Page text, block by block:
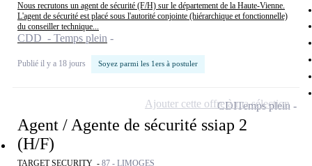
Nous recrutons un agent de sécurité (F/H) sur le département de la Haute-Vienne.
L'agent de sécurité est placé sous l'autorité conjointe (hiérarchique et fonctionnelle)
du conseiller technique...
CDD - Temps plein
Publié il y a 18 jours Soyez parmi les 1ers à postuler
Agent / Agente de sécurité ssiap 2
(H/F)
TARGET SECURITY - 87 - LIMOGES
CDITemps plein
Ajouter cette offre à ma sélection